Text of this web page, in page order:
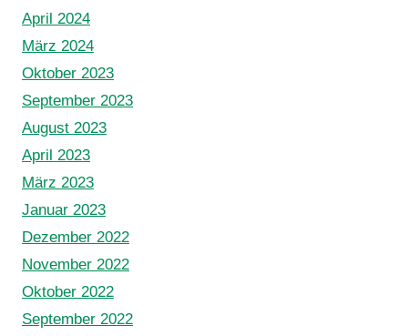
April 2024
März 2024
Oktober 2023
September 2023
August 2023
April 2023
März 2023
Januar 2023
Dezember 2022
November 2022
Oktober 2022
September 2022